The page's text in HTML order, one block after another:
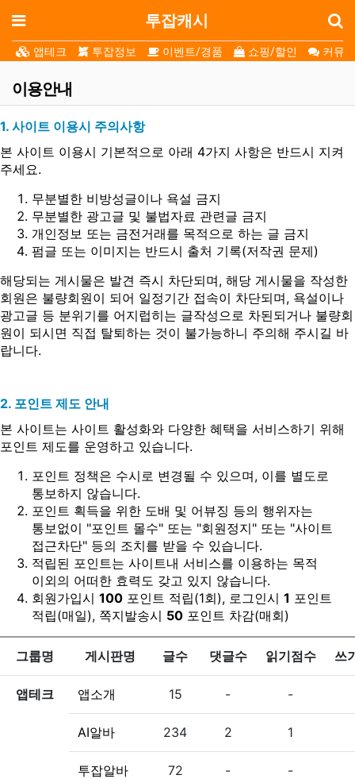
메뉴 투잡캐시
앱테크 투잡정보 이벤트/경품 쇼핑/할인 커뮤
이용안내
1. 사이트 이용시 주의사항
본 사이트 이용시 기본적으로 아래 4가지 사항은 반드시 지켜
주세요.
무분별한 비방성글이나 욕설 금지
무분별한 광고글 및 불법자료 관련글 금지
개인정보 또는 금전거래를 목적으로 하는 글 금지
펌글 또는 이미지는 반드시 출처 기록(저작권 문제)
해당되는 게시물은 발견 즉시 차단되며, 해당 게시물을 작성한
회원은 불량회원이 되어 일정기간 접속이 차단되며, 욕설이나
광고글 등 분위기를 어지럽히는 글작성으로 차된되거나 불량회
원이 되시면 직접 탈퇴하는 것이 불가능하니 주의해 주시길 바
랍니다.
2. 포인트 제도 안내
본 사이트는 사이트 활성화와 다양한 혜택을 서비스하기 위해
포인트 제도를 운영하고 있습니다.
포인트 정책은 수시로 변경될 수 있으며, 이를 별도로
통보하지 않습니다.
포인트 획득을 위한 도배 및 어뷰징 등의 행위자는
통보없이 "포인트 몰수" 또는 "회원정지" 또는 "사이트
접근차단" 등의 조치를 받을 수 있습니다.
적립된 포인트는 사이트내 서비스를 이용하는 목적
이외의 어떠한 효력도 갖고 있지 않습니다.
회원가입시 100 포인트 적립(1회), 로그인시 1 포인트
적립(매일), 쪽지발송시 50 포인트 차감(매회)
그룹명 게시판명 글수 댓글수 읽기점수 쓰
앱테크 앱소개 15 - -
AI알바 234 2 1
투잡알바 72 - -